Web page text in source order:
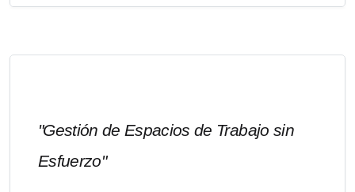
"Gestión de Espacios de Trabajo sin
Esfuerzo"